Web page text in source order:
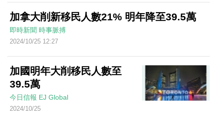
加拿大削新移民人數21% 明年降至39.5萬
即時新聞 時事脈搏
2024/10/25 12:27
加國明年大削移民人數至
39.5萬
今日信報 EJ Global
2024/10/25